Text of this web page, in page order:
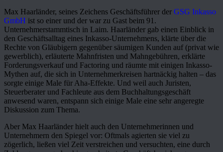
Max Haarländer, seines Zeichens Geschäftsführer der GSG Inkasso
GmbH ist so einer und der war zu Gast beim 91.
Unternehmerstammtisch in Laim. Haarländer gab einen Einblick in
den Geschäftsalltag eines Inkasso-Unternehmens, klärte über die
Rechte von Gläubigern gegenüber säumigen Kunden auf (privat wie
gewerblich), erläuterte Mahnfristen und Mahngebühren, erklärte
Forderungsverkauf und Factoring und räumte mit einigen Inkasso-
Mythen auf, die sich in Unternehmerkreisen hartnäckig halten – das
sorgte einige Male für Aha-Effekte. Und weil auch Juristen,
Steuerberater und Fachleute aus dem Buchhaltungsgeschäft
anwesend waren, entspann sich einige Male eine sehr angeregte
Diskussion zum Thema.
Aber Max Haarländer hielt auch den Unternehmerinnen und
Unternehmern den Spiegel vor: Oftmals agierten sie viel zu
zögerlich, ließen viel Zeit verstreichen und versuchten, eine durch